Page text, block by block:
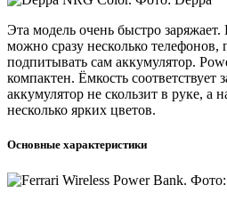
Эта модель очень быстро
можно сразу несколько
подпитывать сам аккумулятор.
компактен. Ёмкость
аккумулятор не скользит в руке, а
несколько ярких цветов.
Основные характеристики